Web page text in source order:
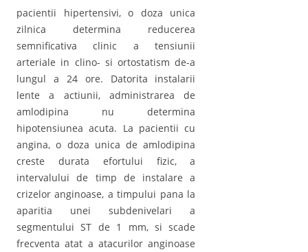
pacientii hipertensivi, o doza unica
zilnica determina reducerea
semnificativa clinic a tensiunii
arteriale in clino- si ortostatism de-a
lungul a 24 ore. Datorita instalarii
lente a actiunii, administrarea de
amlodipina nu determina
hipotensiunea acuta. La pacientii cu
angina, o doza unica de amlodipina
creste durata efortului fizic, a
intervalului de timp de instalare a
crizelor anginoase, a timpului pana la
aparitia unei subdenivelari a
segmentului ST de 1 mm, si scade
frecventa atat a atacurilor anginoase